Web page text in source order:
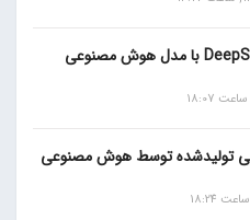
رقابت بایدو با DeepSeek با مدل هوش مصنوعی
تولیدشده توسط هوش مصنوعی